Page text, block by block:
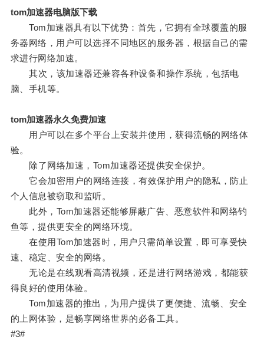
tom加速器电脑版下载
Tom加速器具有以下优势：首先，它拥有全球覆盖的服
务器网络，用户可以选择不同地区的服务器，根据自己的需
求进行网络加速。
其次，该加速器还兼容各种设备和操作系统，包括电
脑、手机等。
tom加速器永久免费加速
用户可以在多个平台上安装并使用，获得流畅的网络体
验。
除了网络加速，Tom加速器还提供安全保护。
它会加密用户的网络连接，有效保护用户的隐私，防止
个人信息被窃取和监听。
此外，Tom加速器还能够屏蔽广告、恶意软件和网络钓
鱼等，提供更安全的网络环境。
在使用Tom加速器时，用户只需简单设置，即可享受快
速、稳定、安全的网络。
无论是在线观看高清视频，还是进行网络游戏，都能获
得良好的使用体验。
Tom加速器的推出，为用户提供了更便捷、流畅、安全
的上网体验，是畅享网络世界的必备工具。
#3#